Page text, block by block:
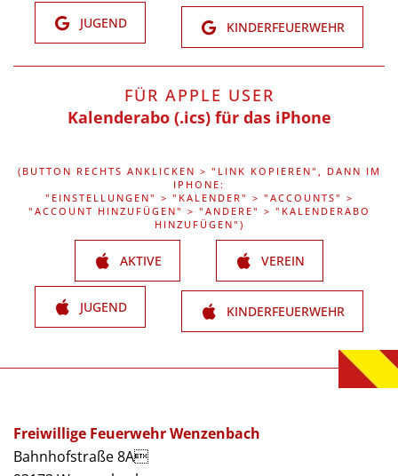
JUGEND KINDERFEUERWEHR
FÜR APPLE USER
Kalenderabo (.ics) für das iPhone
(BUTTON RECHTS ANKLICKEN > "LINK KOPIEREN", DANN IM
IPHONE:
"EINSTELLUNGEN" > "KALENDER" > "ACCOUNTS" >
"ACCOUNT HINZUFÜGEN" > "ANDERE" > "KALENDERABO
HINZUFÜGEN")
AKTIVE VEREIN
JUGEND KINDERFEUERWEHR
Freiwillige Feuerwehr Wenzenbach
Bahnhofstraße 8A